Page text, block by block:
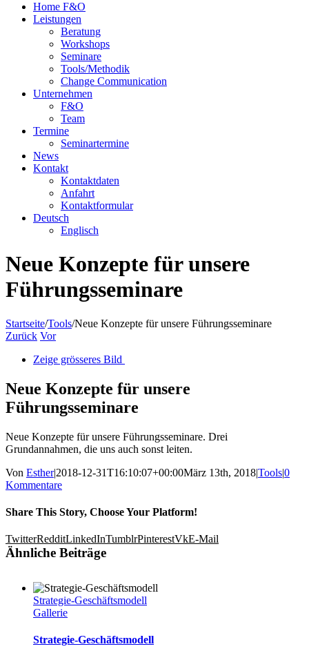
Home F&O
Leistungen
Beratung
Workshops
Seminare
Tools/Methodik
Change Communication
Unternehmen
F&O
Team
Termine
Seminartermine
News
Kontakt
Kontaktdaten
Anfahrt
Kontaktformular
Deutsch
Englisch
Neue Konzepte für unsere
Führungsseminare
Startseite/Tools/Neue Konzepte für unsere Führungsseminare
Zurück Vor
Zeige grösseres Bild
Neue Konzepte für unsere
Führungsseminare
Neue Konzepte für unsere Führungsseminare. Drei
Grundannahmen, die uns auch sonst leiten.
Von Esther|2018-12-31T16:10:07+00:00März 13th, 2018|Tools|0
Kommentare
Share This Story, Choose Your Platform!
TwitterRedditLinkedInTumblrPinterestVkE-Mail
Ähnliche Beiträge
Strategie-Geschäftsmodell
Gallerie
Strategie-Geschäftsmodell